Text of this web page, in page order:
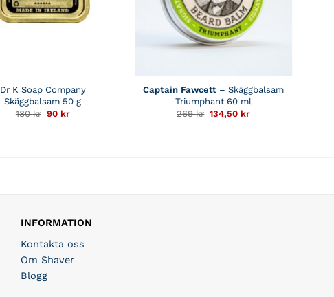
Dr K Soap Company
Skäggbalsam 50 g
180kr Det
90 krDet
Captain Fawcett – Skäggbalsam
Triumphant 60 ml
269kr Det
134,50 krDet
INFORMATION
Kontakta oss
Om Shaver
Blogg